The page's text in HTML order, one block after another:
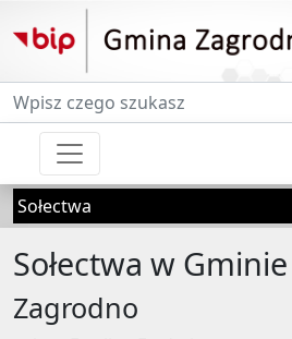
Fraza do wyszukiwania
Sołectwa
Sołectwa w
Zagrodno